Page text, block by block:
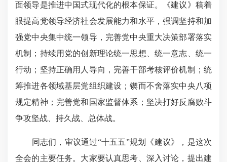
面领导是推进中国式现代化的根本保证。《建议》稿着
眼提高党领导经济社会发展能力和水平，强调坚持和加
强党中央集中统一领导，完善党中央重大决策部署落实
机制；持续用党的创新理论统一思想、统一意志、统一
行动；坚持正确用人导向，完善干部考核评价机制；统
筹推进各领域基层党组织建设；锲而不舍落实中央八项
规定精神；完善党和国家监督体系；坚决打好反腐败斗
争攻坚战、持久战、总体战。
同志们，审议通过“十五五”规划《建议》，是这次
全会的主要任务。大家要认真思考、深入讨论，提出建